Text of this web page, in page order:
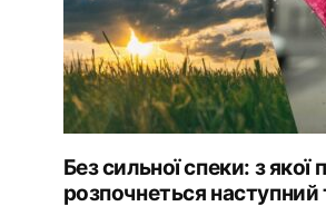
Без сильної спеки: з якої
розпочнеться